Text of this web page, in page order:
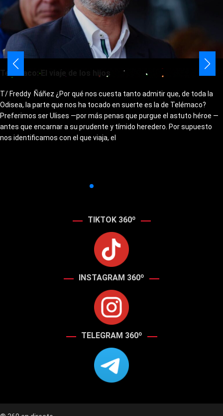
Telémaco: El viaje de los hijos
T/ Freddy Ñáñez ¿Por qué nos cuesta tanto admitir que, de toda la
Odisea, la parte que nos ha tocado en suerte es la de Telémaco?
Preferimos ser Ulises —por más penas que purgue el astuto héroe —
antes que encarnar a su prudente y tímido heredero. Por supuesto
nos identificamos con el que viaja, el
TIKTOK 360º
INSTAGRAM 360º
TELEGRAM 360º